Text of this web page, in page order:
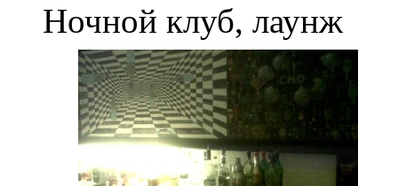
Ночной клуб, лаунж